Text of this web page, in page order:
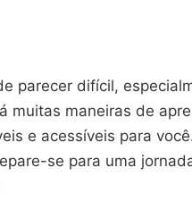
parecer difícil,
muitas maneiras de
e acessíveis para
se para uma